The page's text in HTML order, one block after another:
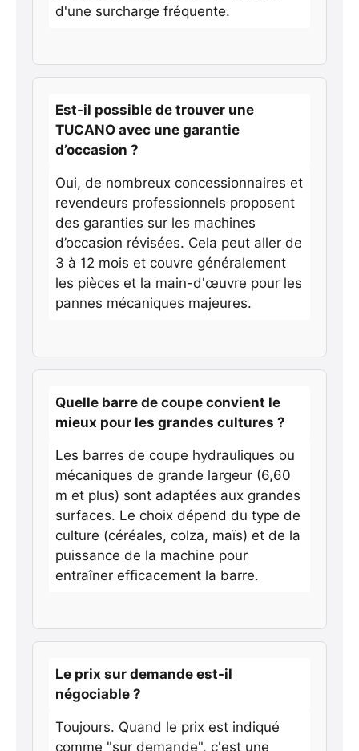
d'une surcharge fréquente.
Est-il possible de trouver une
TUCANO avec une garantie
d’occasion ?
Oui, de nombreux concessionnaires et
revendeurs professionnels proposent
des garanties sur les machines
d’occasion révisées. Cela peut aller de
3 à 12 mois et couvre généralement
les pièces et la main-d'œuvre pour les
pannes mécaniques majeures.
Quelle barre de coupe convient le
mieux pour les grandes cultures ?
Les barres de coupe hydrauliques ou
mécaniques de grande largeur (6,60
m et plus) sont adaptées aux grandes
surfaces. Le choix dépend du type de
culture (céréales, colza, maïs) et de la
puissance de la machine pour
entraîner efficacement la barre.
Le prix sur demande est-il
négociable ?
Toujours. Quand le prix est indiqué
comme "sur demande", c'est une